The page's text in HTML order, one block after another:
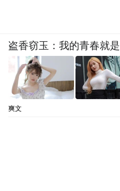
盗香窃玉：我的青春就
爽文